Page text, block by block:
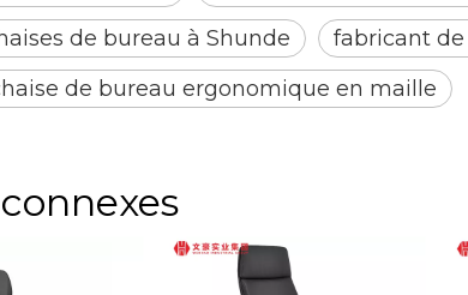
de bureau à Shunde
fabricant
de bureau ergonomique en maille